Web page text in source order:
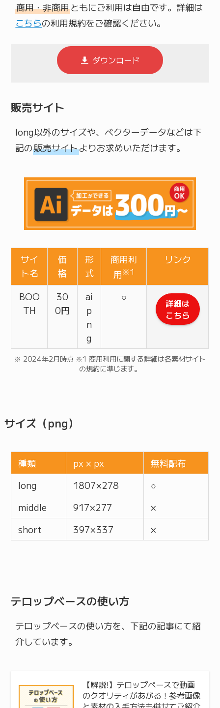
商用・非商用ともにご利用は自由です。詳細は
こちらの利用規約をご確認ください。
ダウンロード
販売サイト
long以外のサイズや、ベクターデータなどは下
記の販売サイトよりお求めいただけます。
サイ
ト名
価
格
形
式
商用利
用※1
リンク
BOO
TH
30
0円
ai
p
n
g
○
詳細は
こちら
※ 2024年2月時点 ※1 商用利用に関する詳細は各素材サイト
の規約に準じます。
サイズ（png）
種類 px × px
無料配布
long
1807 × 278
○
middle
917 × 277
×
short
397 × 337 ×
テロップベースの使い方
テロップベースの使い方を、下記の記事にて紹
介しています。
【解説!】テロップペースで動画
のクオリティがあがる！参考画像